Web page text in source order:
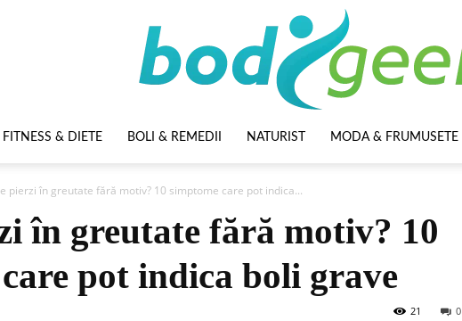
FITNESS & DIETE BOLI & REMEDII NATURIST MODA & FRUMUSETE
pierzi în greutate fără motiv? 10 simptome care pot indica...
în greutate fără motiv? 10
pot indica boli grave
0
21